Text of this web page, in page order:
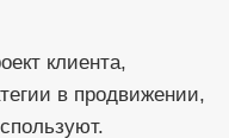
клиента,
в продвижении,